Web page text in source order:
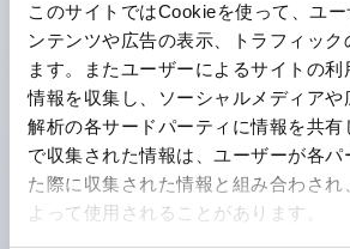
このサイトではCookieを使って、ユ
ンテンツや広告の表示、トラフィック
ます。またユーザーによるサイトの利
情報を収集し、ソーシャルメディアや
解析の各サードパーティに情報を共有
で収集された情報は、ユーザーが各パ
た際に収集された情報と組み合わされ
よって使用されることがあります。
チも完備。
ワールドワイドなニーズに対応する
1つで6色の役をこなすLED球（
ごとに分かれていたLED球を、1色
現できるようにしました。
カラーユニバーサルデザインに対応
の点灯/消灯の認識および、点灯時